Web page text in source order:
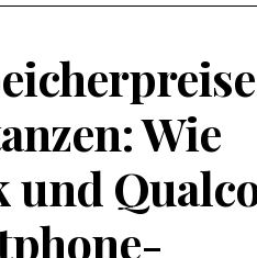
Wie
und